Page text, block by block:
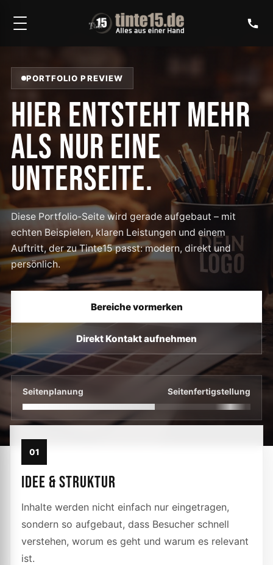
PORTFOLIO PREVIEW
HIER ENTSTEHT MEHR
ALS NUR EINE
UNTERSEITE.
Diese Portfolio-Seite wird gerade aufgebaut – mit
echten Beispielen, klaren Leistungen und einem
Auftritt, der zu Tinte15 passt: modern, direkt und
persönlich.
Bereiche vormerken
Direkt Kontakt aufnehmen
Seitenplanung Seitenfertigstellung
01
IDEE & STRUKTUR
Inhalte werden nicht einfach nur eingetragen,
sondern so aufgebaut, dass Besucher schnell
verstehen, worum es geht und warum es relevant
ist.